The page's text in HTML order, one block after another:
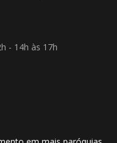
- 14h às 17h